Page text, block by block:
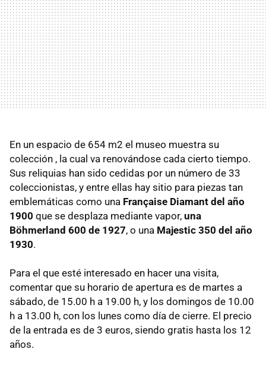
En un espacio de 654 m2 el museo muestra su
colección , la cual va renovándose cada cierto tiempo.
Sus reliquias han sido cedidas por un número de 33
coleccionistas, y entre ellas hay sitio para piezas tan
emblemáticas como una Française Diamant del año
1900 que se desplaza mediante vapor, una
Böhmerland 600 de 1927, o una Majestic 350 del año
1930.
Para el que esté interesado en hacer una visita,
comentar que su horario de apertura es de martes a
sábado, de 15.00 h a 19.00 h, y los domingos de 10.00
h a 13.00 h, con los lunes como día de cierre. El precio
de la entrada es de 3 euros, siendo gratis hasta los 12
años.